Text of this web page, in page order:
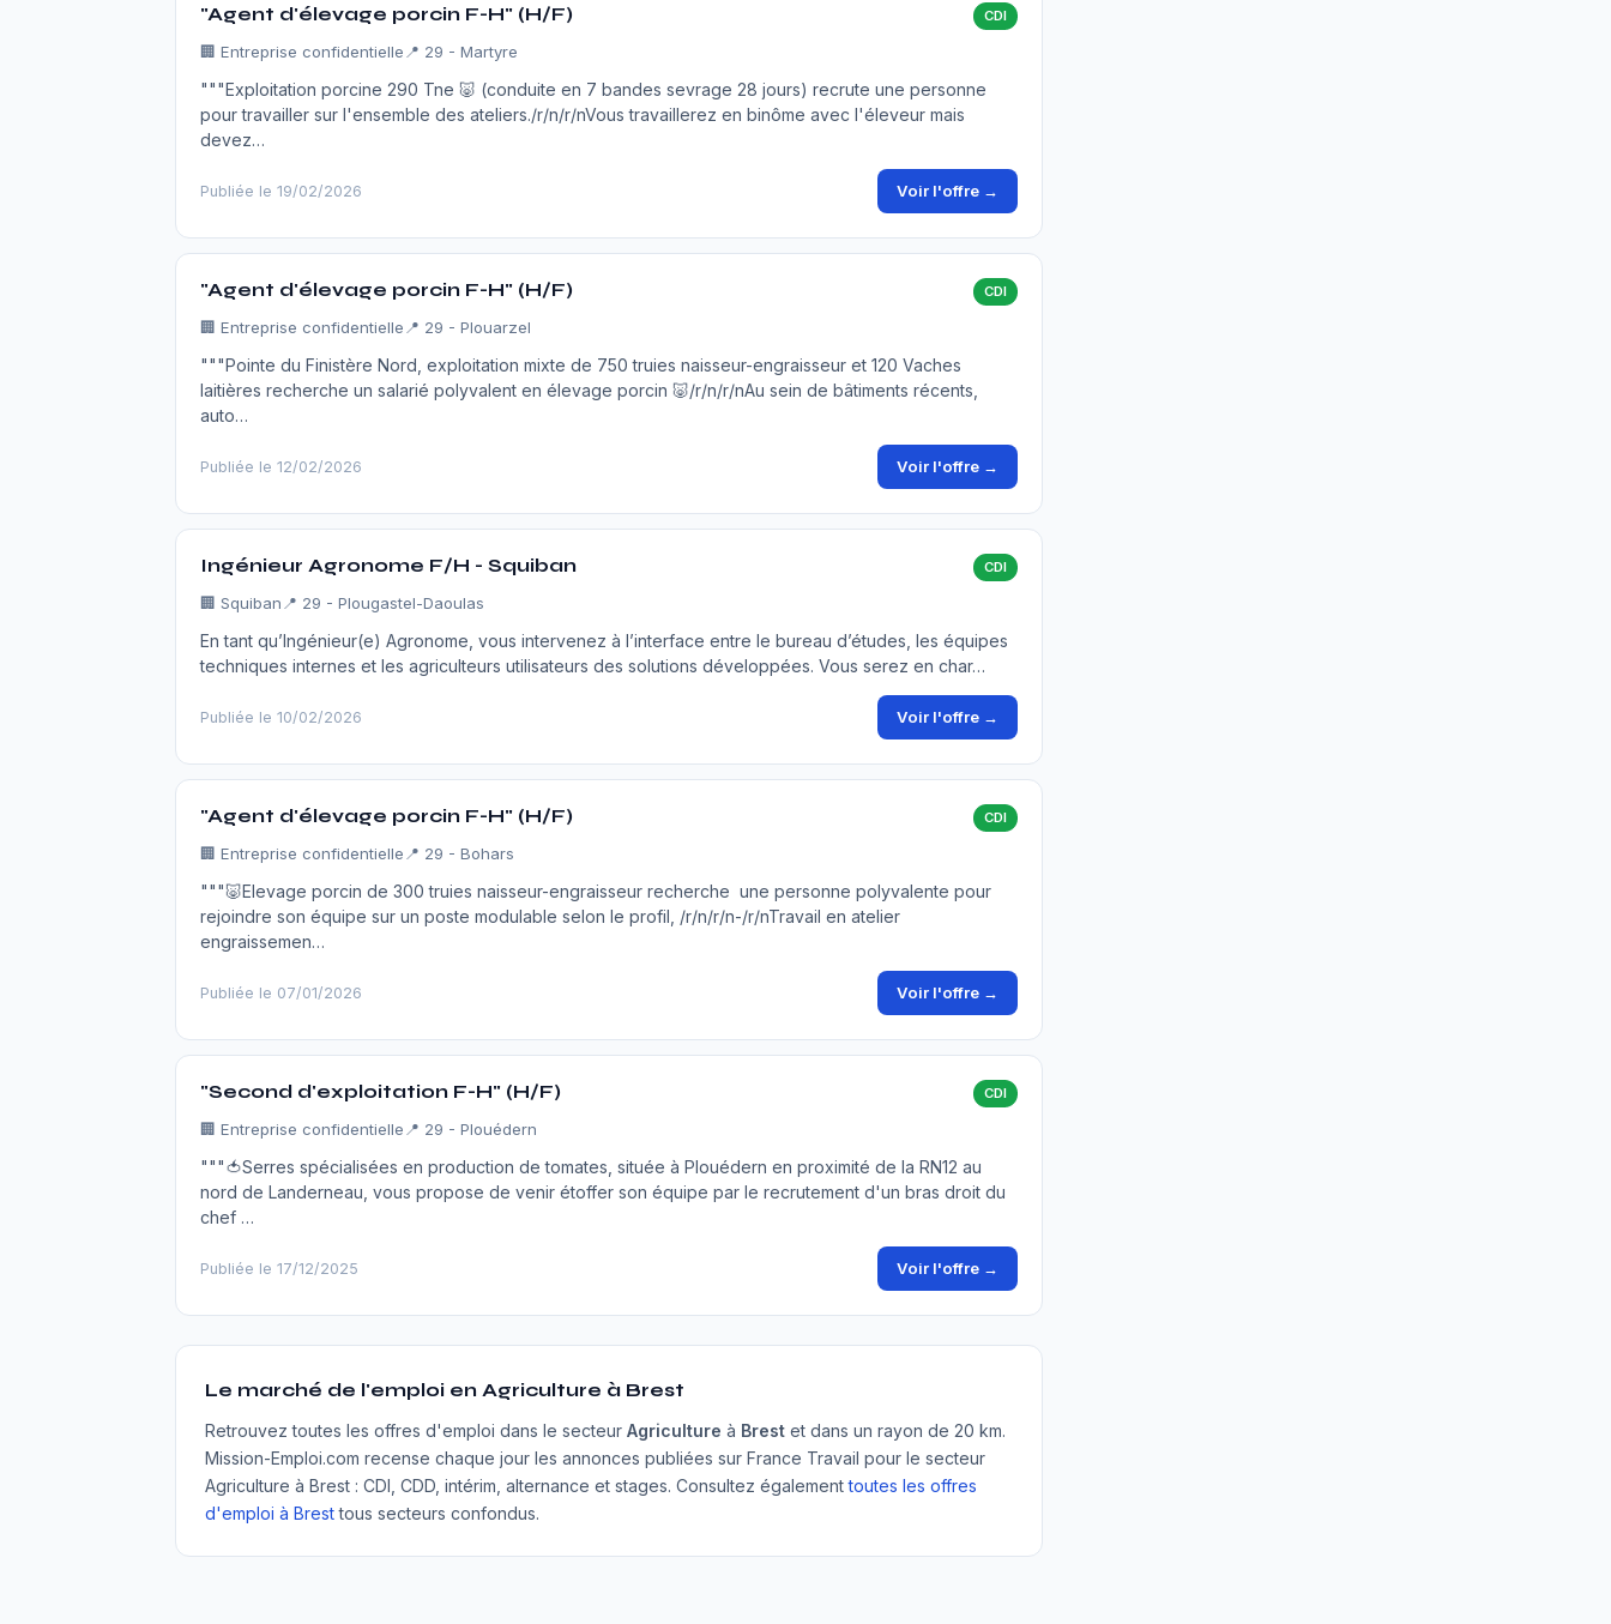
"Agent d'élevage porcin F-H" (H/F) CDI
🏢 Entreprise confidentielle 📍 29 - Martyre
"""Exploitation porcine 290 Tne 🐷 (conduite en 7 bandes sevrage 28 jours) recrute une personne
pour travailler sur l'ensemble des ateliers./r/n/r/nVous travaillerez en binôme avec l'éleveur mais
devez…
Publiée le 19/02/2026 Voir l'offre →
"Agent d'élevage porcin F-H" (H/F) CDI
🏢 Entreprise confidentielle 📍 29 - Plouarzel
"""Pointe du Finistère Nord, exploitation mixte de 750 truies naisseur-engraisseur et 120 Vaches
laitières recherche un salarié polyvalent en élevage porcin 🐷/r/n/r/nAu sein de bâtiments récents,
auto…
Publiée le 12/02/2026 Voir l'offre →
Ingénieur Agronome F/H - Squiban CDI
🏢 Squiban 📍 29 - Plougastel-Daoulas
En tant qu’Ingénieur(e) Agronome, vous intervenez à l’interface entre le bureau d’études, les équipes
techniques internes et les agriculteurs utilisateurs des solutions développées. Vous serez en char…
Publiée le 10/02/2026 Voir l'offre →
"Agent d'élevage porcin F-H" (H/F) CDI
🏢 Entreprise confidentielle 📍 29 - Bohars
"""🐷Elevage porcin de 300 truies naisseur-engraisseur recherche une personne polyvalente pour
rejoindre son équipe sur un poste modulable selon le profil, /r/n/r/n-/r/nTravail en atelier
engraissemen…
Publiée le 07/01/2026 Voir l'offre →
"Second d'exploitation F-H" (H/F) CDI
🏢 Entreprise confidentielle 📍 29 - Plouédern
"""🍅Serres spécialisées en production de tomates, située à Plouédern en proximité de la RN12 au
nord de Landerneau, vous propose de venir étoffer son équipe par le recrutement d'un bras droit du
chef …
Publiée le 17/12/2025 Voir l'offre →
Le marché de l'emploi en Agriculture à Brest
Retrouvez toutes les offres d'emploi dans le secteur Agriculture à Brest et dans un rayon de 20 km.
Mission-Emploi.com recense chaque jour les annonces publiées sur France Travail pour le secteur
Agriculture à Brest : CDI, CDD, intérim, alternance et stages. Consultez égalementtoutes les offres
d'emploi à Bresttous secteurs confondus.